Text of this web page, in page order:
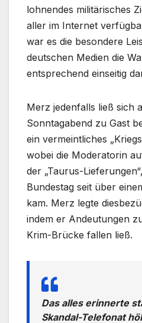
lohnendes militärisches
aller im Internet
war es die besondere
deutschen Medien die
entsprechend einseitig
Merz jedenfalls ließ sich
Sonntagabend zu Gast
ein vermeintliches
wobei die Moderatorin
der „Taurus-
Bundestag seit über
kam. Merz legte
indem er Andeutungen
Krim-Brücke fallen ließ.
Das alles erinnerte
Skandal-Telefonat